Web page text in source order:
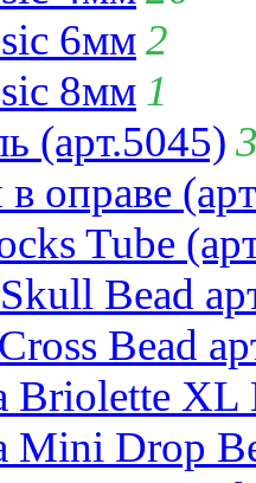
6мм2
8мм 1
(арт.5045)
оправе
Tube
Bead
Bead
Briolette XL
Mini Drop